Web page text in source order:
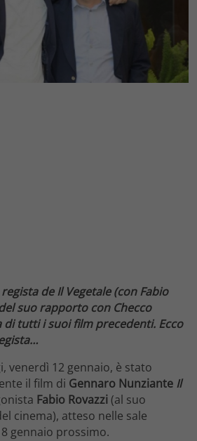
de Il Vegetale (con Fabio
suo rapporto con Checco
tutti i suoi film precedenti. Ecco
venerdì 12 gennaio, è stato
il film di Gennaro Nunziante Il
Fabio Rovazzi(al suo
cinema), atteso nelle sale
gennaio prossimo.